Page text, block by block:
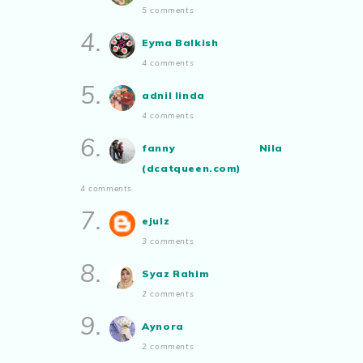
tiktok mencipta sajak
:“Siapa yg ada
bakat tu bolehlah try.. ayuh!
Yang Tidak Pernah Terputus
5 comments
4. Eyma Balkish
4 comments
5. adnil linda
4 comments
6.
fanny Nila
(dcatqueen.com)
4 comments
7. ejulz
3 comments
8. Syaz Rahim
2 comments
9. Aynora
2 comments